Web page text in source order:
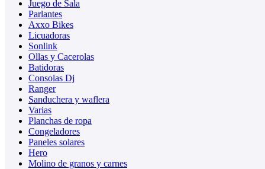
Juego de Sala
Parlantes
Axxo Bikes
Licuadoras
Sonlink
Ollas y Cacerolas
Batidoras
Consolas Dj
Ranger
Sanduchera y waflera
Varias
Planchas de ropa
Congeladores
Paneles solares
Hero
Molino de granos y carnes